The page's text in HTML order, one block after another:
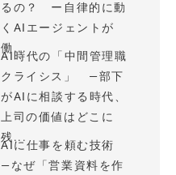
るの？ ー自律的に動
くAIエージェントが
働...
AI時代の「中間管理職
クライシス」 —部下
がAIに相談する時代、
上司の価値はどこに
残...
AIに仕事を頼む技術
—なぜ「営業資料を作